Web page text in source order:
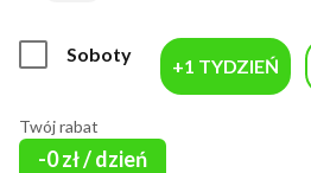
Soboty
+1 TYDZIEŃ
Twój rabat
-0 zł / dzień